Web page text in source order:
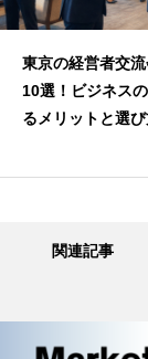
東京の経営者交
10選！ビジネス
るメリットと選
関連記事